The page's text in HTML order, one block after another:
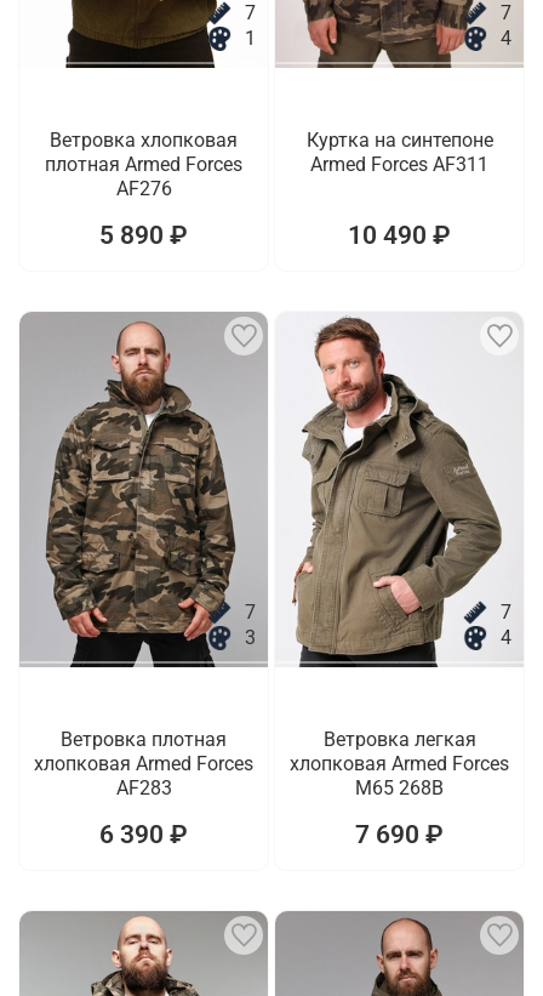
7
1
Ветровка хлопковая
плотная Armed Forces
AF276
5 890 ₽
7
4
Куртка на синтепоне
Armed Forces AF311
10 490 ₽
7
3
Ветровка плотная
хлопковая Armed Forces
AF283
6 390 ₽
7
4
Ветровка легкая
хлопковая Armed Forces
M65 268B
7 690 ₽